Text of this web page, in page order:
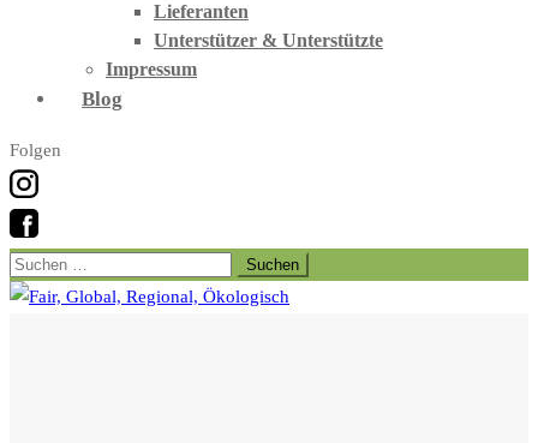
Lieferanten
Unterstützer & Unterstützte
Impressum
Blog
Folgen
Suchen
nach: